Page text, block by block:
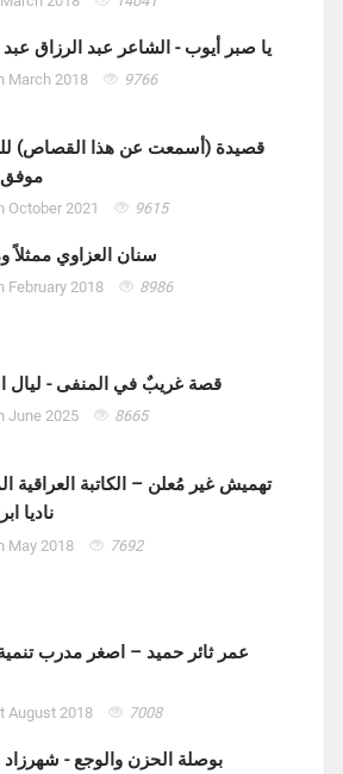
يا صبر أيوب - الشاعر عبد الرزاق عبد
March 2018 9766
قصيدة (أسمعت عن هذا القصاص)
October 2021 9615
سنان العزاوي ممثلاً
February 2018 8986
قصة غريبٌ في المنفى - ليال
June 2025 8665
تهميش غير مُعلن – الكاتبة العراقية
ناديا
May 2018 7692
عمر ثائر حميد – اصغر مدرب
August 2018 7008
بوصلة الحزن والوجع - شهرزاد